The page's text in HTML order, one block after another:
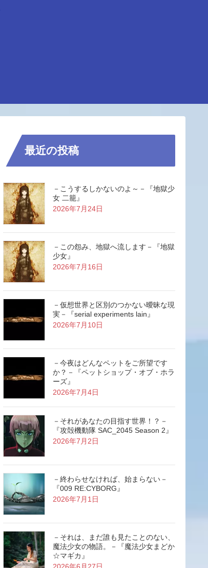
最近の投稿
－こうするしかないのよ～－『地獄少
女 二籠』
2026年7月24日
－この怨み、地獄へ流します－『地獄
少女』
2026年7月16日
－仮想世界と区別のつかない曖昧な現
実－『serial experiments lain』
2026年7月10日
－今夜はどんなペットをご所望です
か？－『ペットショップ・オブ・ホラ
ーズ』
2026年7月4日
－それがあなたの目指す世界！？－
『攻殻機動隊 SAC_2045 Season 2』
2026年7月2日
－終わらせなければ、始まらない－
『009 RE:CYBORG』
2026年7月1日
－それは、まだ誰も見たことのない、
魔法少女の物語。－『魔法少女まどか
☆マギカ』
2026年6月27日